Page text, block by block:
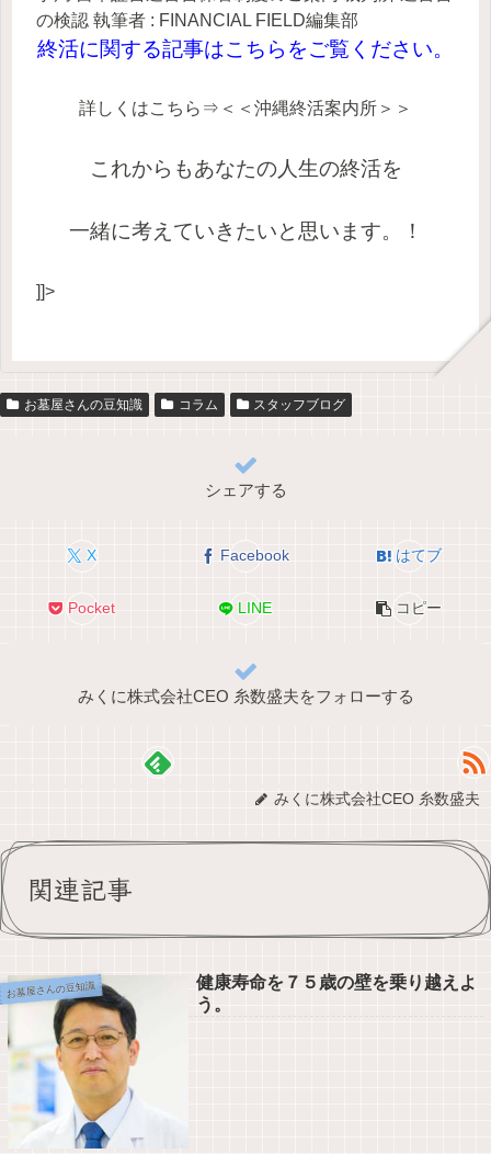
の検認 執筆者 : FINANCIAL FIELD編集部
終活に関する記事はこちらをご覧ください。
詳しくはこちら⇒＜＜沖縄終活案内所＞＞
これからもあなたの人生の終活を
一緒に考えていきたいと思います。！
]]>
お墓屋さんの豆知識 コラム スタッフブログ
シェアする
X Facebook はてブ
Pocket LINE コピー
みくに株式会社CEO 糸数盛夫をフォローする
みくに株式会社CEO 糸数盛夫
関連記事
お墓屋さんの豆知識
健康寿命を７５歳の壁を乗り越えよ
う。